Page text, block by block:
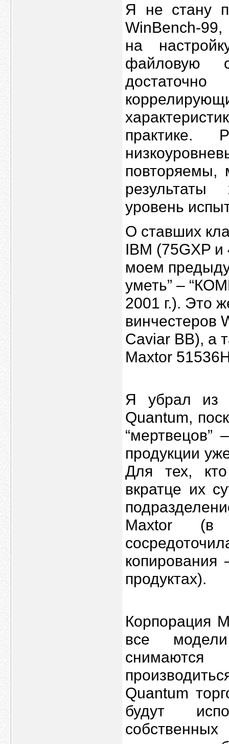
Я не стану
WinBench-
на
файловую
практике.
повторяемы,
уровень
О ставших
IBM (75GXP
моем
уметь” –
2001 г.). Это
винчестеров
Caviar BB), а
Maxtor
Я убрал из
Quantum,
“мертвецов”
продукции
Для тех,
вкратце их
Maxtor (в
продуктах).
Корпорация
все
Quantum
будут